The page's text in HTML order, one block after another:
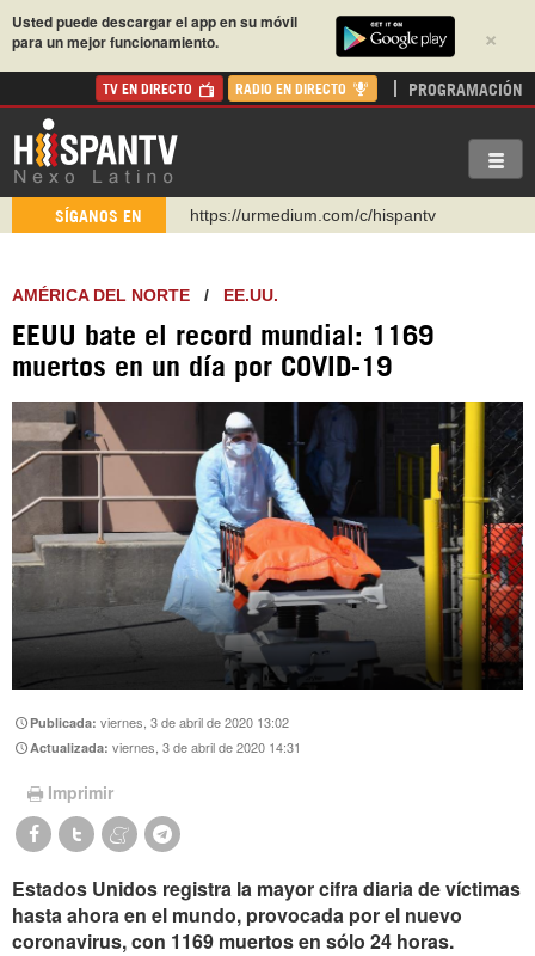
×
Usted puede descargar el app en su móvil
para un mejor funcionamiento.
TV EN DIRECTO RADIO EN DIRECTO PROGRAMACIÓN
SÍGANOS EN
https://urmedium.com/c/hispantv
Instagram como: hispan_tv
https://www.facebook.com/Nexolatino.Canal
https://www.youtube.com/@nexo_latino
https://t.me/hispantvcanal
AMÉRICA DEL NORTE / EE.UU.
EEUU bate el record mundial: 1169
muertos en un día por COVID-19
Publicada:viernes, 3 de abril de 2020 13:02
Actualizada:viernes, 3 de abril de 2020 14:31
Imprimir
Estados Unidos registra la mayor cifra diaria de víctimas
hasta ahora en el mundo, provocada por el nuevo
coronavirus, con 1169 muertos en sólo 24 horas.